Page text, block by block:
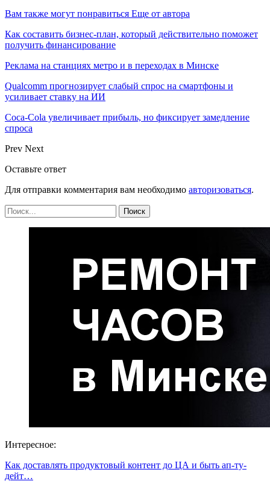
Вам также могут понравиться Еще от автора
Как составить бизнес-план, который действительно поможет
получить финансирование
Реклама на станциях метро и в переходах в Минске
Qualcomm прогнозирует слабый спрос на смартфоны и
усиливает ставку на ИИ
Coca-Cola увеличивает прибыль, но фиксирует замедление
спроса
Prev Next
Оставьте ответ
Для отправки комментария вам необходимо авторизоваться.
Интересное:
Как доставлять продуктовый контент до ЦА и быть ап-ту-
дейт…